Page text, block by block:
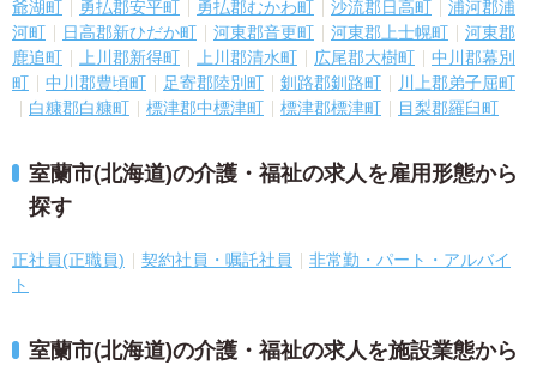
爺湖町
勇払郡安平町 勇払郡むかわ町 沙流郡日高町
浦河郡浦
河町
日高郡新ひだか町 河東郡音更町 河東郡上士幌町
河東郡
鹿追町
上川郡新得町 上川郡清水町 広尾郡大樹町
中川郡幕別
町
中川郡豊頃町 足寄郡陸別町 釧路郡釧路町
川上郡弟子屈町
白糠郡白糠町
標津郡中標津町 標津郡標津町 目梨郡羅臼町
室蘭市(北海道)の介護・福祉の求人を雇用形態から
探す
正社員(正職員) 契約社員・嘱託社員
非常勤・パート・アルバイ
ト
室蘭市(北海道)の介護・福祉の求人を施設業態から